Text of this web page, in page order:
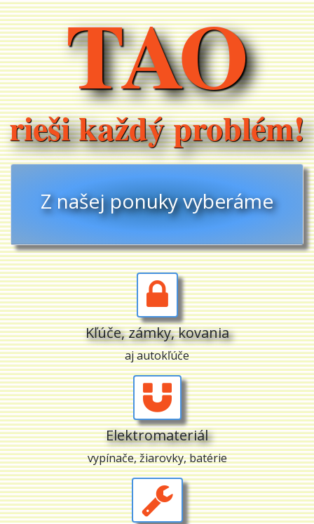
TAO
rieši každý problém!
Z našej ponuky vyberáme
Kľúče, zámky, kovania
aj autokľúče
Elektromateriál
vypínače, žiarovky, batérie